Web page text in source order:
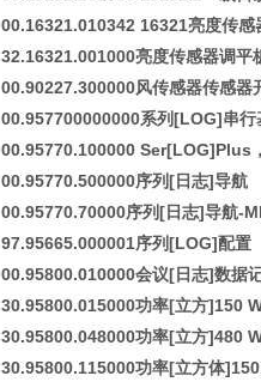
00.16321.010342 16321亮度传感
32.16321.001000亮度传感器调平
00.90227.300000风传感器传感器
00.957700000000系列[LOG]串行
00.95770.100000 Ser[LOG]Plus
00.95770.500000序列[日志]导航
00.95770.70000序列[日志]导航-
97.95665.000001序列[LOG]配置
00.95800.010000会议[日志]数据
30.95800.015000功率[立方]150
30.95800.048000功率[立方]480
30.95800.115000功率[立方体